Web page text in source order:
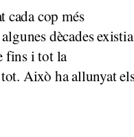
cada cop més
dècades existia
fins i tot la
Això ha allunyat